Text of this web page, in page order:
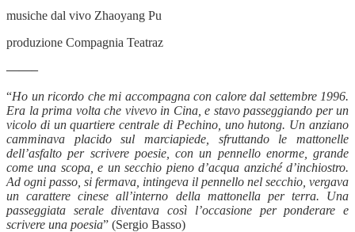
musiche dal vivo Zhaoyang Pu
produzione Compagnia Teatraz
——–
“Ho un ricordo che mi accompagna con calore dal settembre 1996.
Era la prima volta che vivevo in Cina, e stavo passeggiando per un
vicolo di un quartiere centrale di Pechino, uno hutong. Un anziano
camminava placido sul marciapiede, sfruttando le mattonelle
dell’asfalto per scrivere poesie, con un pennello enorme, grande
come una scopa, e un secchio pieno d’acqua anziché d’inchiostro.
Ad ogni passo, si fermava, intingeva il pennello nel secchio, vergava
un carattere cinese all’interno della mattonella per terra. Una
passeggiata serale diventava così l’occasione per ponderare e
scrivere una poesia” (Sergio Basso)